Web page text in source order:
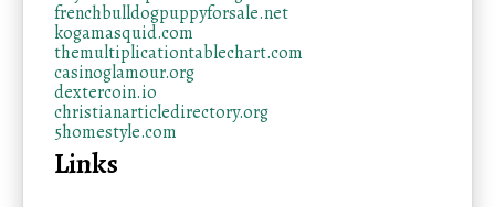
frenchbulldogpuppyforsale.net
kogamasquid.com
themultiplicationtablechart.com
casinoglamour.org
dextercoin.io
christianarticledirectory.org
5homestyle.com
Links